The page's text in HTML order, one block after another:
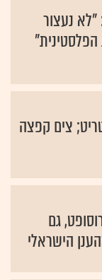
נעצור
צים קפצה
גם
הישראלי